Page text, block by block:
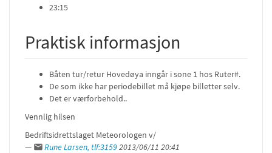
23:15
Praktisk informasjon
Båten tur/retur Hovedøya inngår i sone 1 hos Ruter#.
De som ikke har periodebillet må kjøpe billetter selv.
Det er værforbehold..
Vennlig hilsen
Bedriftsidrettslaget Meteorologen v/
—
Rune Larsen, tlf:31592013/06/11 20:41